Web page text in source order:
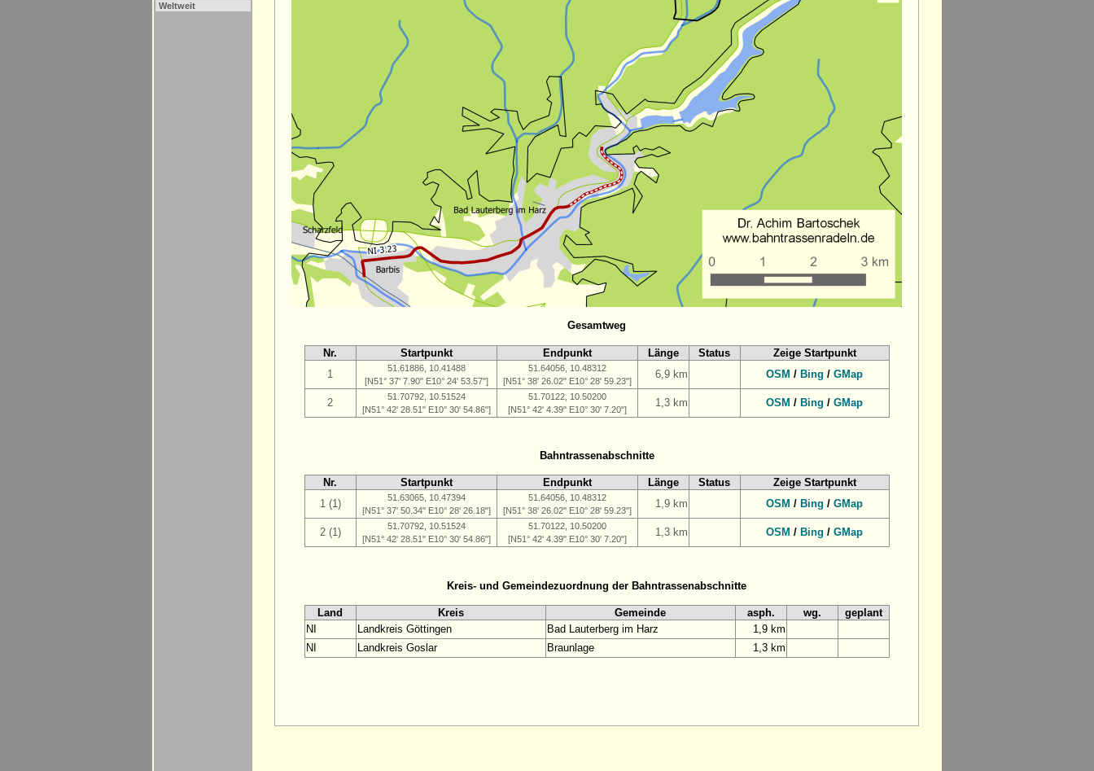
Weltweit
Gesamtweg
Nr. Startpunkt Endpunkt Länge Status
Zeige Startpunkt
1
51.61886, 10.41488
[N51° 37' 7.90" E10° 24' 53.57"]
51.64056, 10.48312
[N51° 38' 26.02" E10° 28' 59.23"]
6,9 km OSM / Bing / GMap
2
51.70792, 10.51524
[N51° 42' 28.51" E10° 30' 54.86"]
51.70122, 10.50200
[N51° 42' 4.39" E10° 30' 7.20"]
1,3 km OSM / Bing / GMap
Bahntrassenabschnitte
Nr. Startpunkt Endpunkt Länge Status
Zeige Startpunkt
1 (1)
51.63065, 10.47394
[N51° 37' 50.34" E10° 28' 26.18"]
51.64056, 10.48312
[N51° 38' 26.02" E10° 28' 59.23"]
1,9 km OSM / Bing / GMap
2 (1)
51.70792, 10.51524
[N51° 42' 28.51" E10° 30' 54.86"]
51.70122, 10.50200
[N51° 42' 4.39" E10° 30' 7.20"]
1,3 km OSM / Bing / GMap
Kreis- und Gemeindezuordnung der Bahntrassenabschnitte
Land Kreis Gemeinde asph. wg.
geplant
NI
Landkreis Göttingen Bad Lauterberg im Harz
1,9 km
NI
Landkreis Goslar Braunlage 1,3 km